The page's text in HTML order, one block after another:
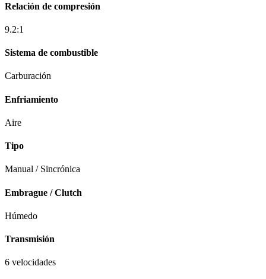
Relación de compresión
9.2:1
Sistema de combustible
Carburación
Enfriamiento
Aire
Tipo
Manual / Sincrónica
Embrague / Clutch
Húmedo
Transmisión
6 velocidades